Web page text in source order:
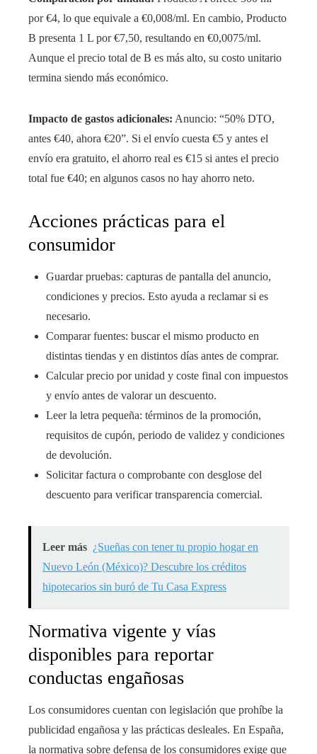
por €4, lo que equivale a €0,008/ml. En cambio, Producto
B presenta 1 L por €7,50, resultando en €0,0075/ml.
Aunque el precio total de B es más alto, su costo unitario
termina siendo más económico.
Impacto de gastos adicionales: Anuncio: “50% DTO,
antes €40, ahora €20”. Si el envío cuesta €5 y antes el
envío era gratuito, el ahorro real es €15 si antes el precio
total fue €40; en algunos casos no hay ahorro neto.
Acciones prácticas para el
consumidor
Guardar pruebas: capturas de pantalla del anuncio,
condiciones y precios. Esto ayuda a reclamar si es
necesario.
Comparar fuentes: buscar el mismo producto en
distintas tiendas y en distintos días antes de comprar.
Calcular precio por unidad y coste final con impuestos
y envío antes de valorar un descuento.
Leer la letra pequeña: términos de la promoción,
requisitos de cupón, periodo de validez y condiciones
de devolución.
Solicitar factura o comprobante con desglose del
descuento para verificar transparencia comercial.
Leer más ¿Sueñas con tener tu propio hogar en
Nuevo León (México)? Descubre los créditos
hipotecarios sin buró de Tu Casa Express
Normativa vigente y vías
disponibles para reportar
conductas engañosas
Los consumidores cuentan con legislación que prohíbe la
publicidad engañosa y las prácticas desleales. En España,
la normativa sobre defensa de los consumidores exige que